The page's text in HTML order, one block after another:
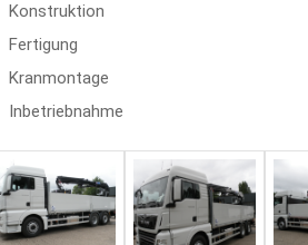
Konstruktion
Fertigung
Kranmontage
Inbetriebnahme